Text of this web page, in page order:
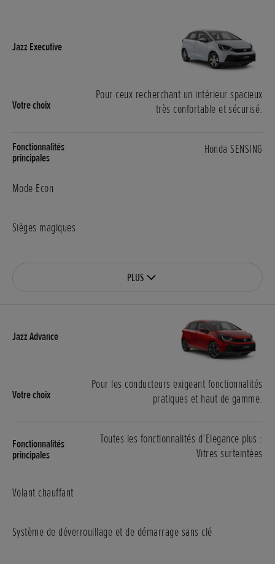
Pour ceux recherchant un intérieur spacieux
très confortable et sécurisé.
Honda SENSING
Mode Econ
Sièges magiques
PLUS
Pour les conducteurs exigeant fonctionnalités
pratiques et haut de gamme.
Toutes les fonctionnalités d’Elegance plus :
Vitres surteintées
Volant chauffant
Système de déverrouillage et de démarrage sans clé